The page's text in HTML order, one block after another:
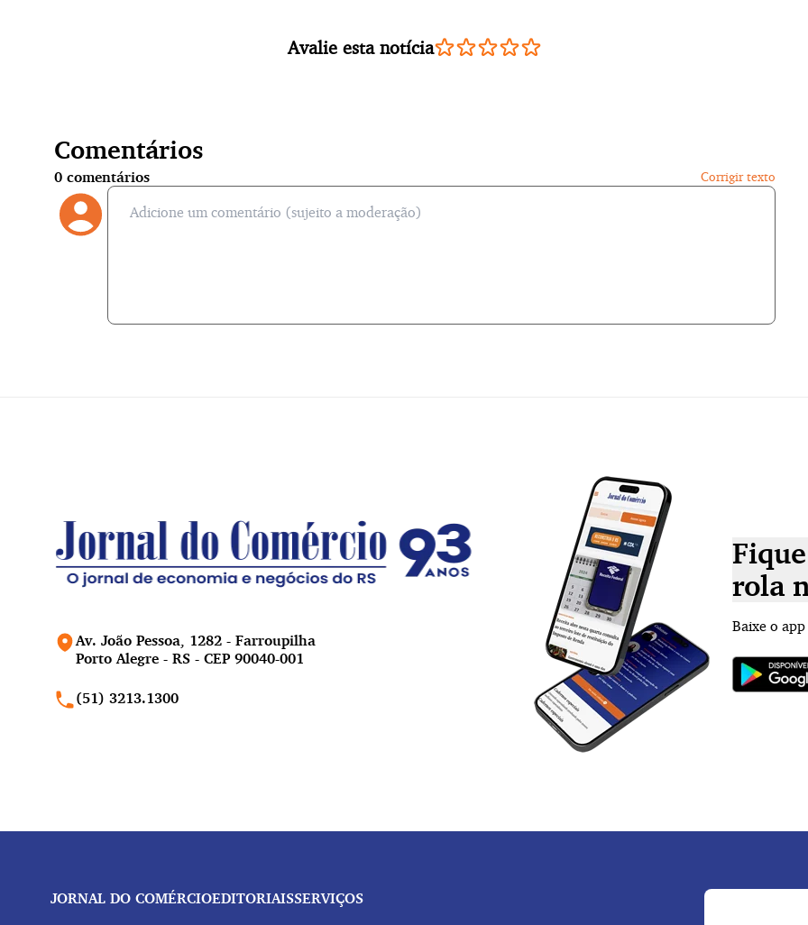
Avalie esta notícia
Comentários
0 comentários Corrigir texto
Av. João Pessoa, 1282 - Farroupilha
Porto Alegre - RS - CEP 90040-001
(51) 3213.1300
rola
Baixe o
JORNAL DO COMÉRCIOEDITORIAISSERVIÇOS